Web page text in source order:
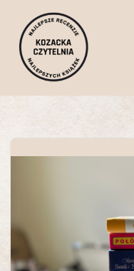
Przejdź
do
treści